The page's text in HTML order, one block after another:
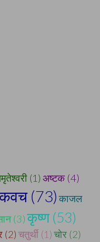
(1) अष्टक (4)
(73) काजल
(3) कृष्ण (53)
(2) चतुर्थी (1) चोर (2)